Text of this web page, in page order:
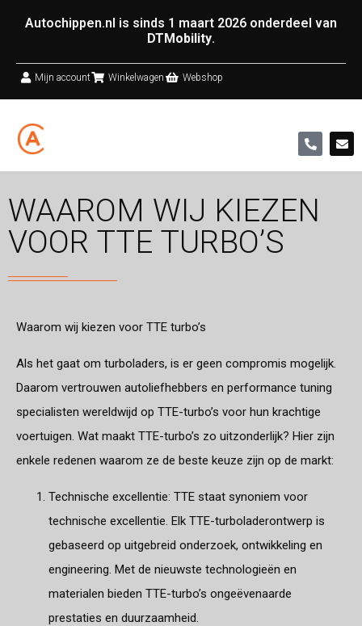
Autochippen.nl is sinds 1 maart 2026 onderdeel van
DTMobility.
Mijn account Winkelwagen Webshop
WAAROM WIJ KIEZEN
VOOR TTE TURBO’S
Waarom wij kiezen voor TTE turbo’s
Als het gaat om turboladers, is er geen compromis mogelijk.
Daarom vertrouwen autoliefhebbers en performance tuning
specialisten wereldwijd op TTE-turbo’s voor hun krachtige
voertuigen. Wat maakt TTE-turbo’s zo uitzonderlijk? Hier zijn
enkele redenen waarom ze de beste keuze zijn op de markt:
Technische excellentie: TTE staat synoniem voor
technische excellentie. Elk TTE-turboladerontwerp is
gebaseerd op uitgebreid onderzoek, ontwikkeling en
engineering. Met de nieuwste technologieën en
materialen bieden TTE-turbo’s ongeëvenaarde
prestaties en duurzaamheid.